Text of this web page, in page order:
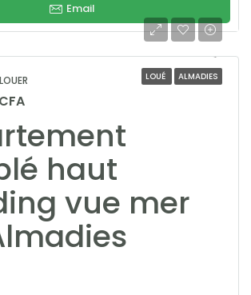
Email
LOUÉ ALMADIES
haut
vue mer